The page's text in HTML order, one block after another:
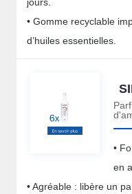
• Gomme recyclable
d’huiles essentielles.
•
en
• Agréable : libère un